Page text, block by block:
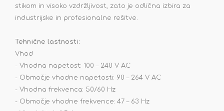
stikom in visoko vzdržljivost, zato je odlična izbira za
industrijske in profesionalne rešitve.
Tehnične lastnosti:
Vhod
- Vhodna napetost: 100 – 240 V AC
- Območje vhodne napetosti: 90 – 264 V AC
- Vhodna frekvenca: 50/60 Hz
- Območje vhodne frekvence: 47 – 63 Hz